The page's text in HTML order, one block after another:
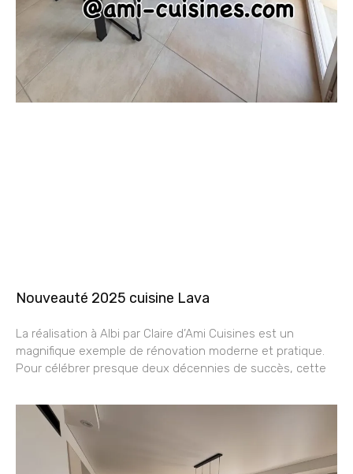
Nouveauté 2025 cuisine Lava
La réalisation à Albi par Claire d’Ami Cuisines est un
magnifique exemple de rénovation moderne et pratique.
Pour célébrer presque deux décennies de succès, cette